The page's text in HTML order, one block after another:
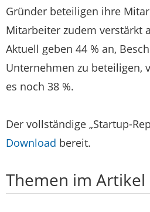
Gründer beteiligen ihre
Mitarbeiter zudem verstärkt
Aktuell geben 44 % an,
Unternehmen zu beteiligen,
es noch 38 %.
Der vollständige „Startup-
Download bereit.
Themen im Artikel